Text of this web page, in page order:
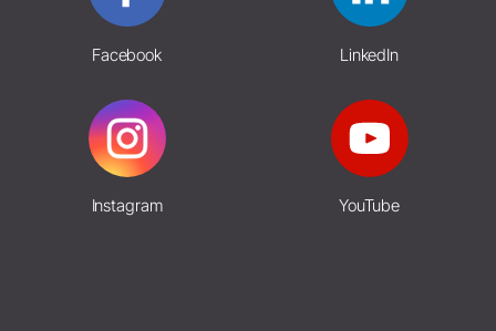
Facebook LinkedIn
Instagram YouTube